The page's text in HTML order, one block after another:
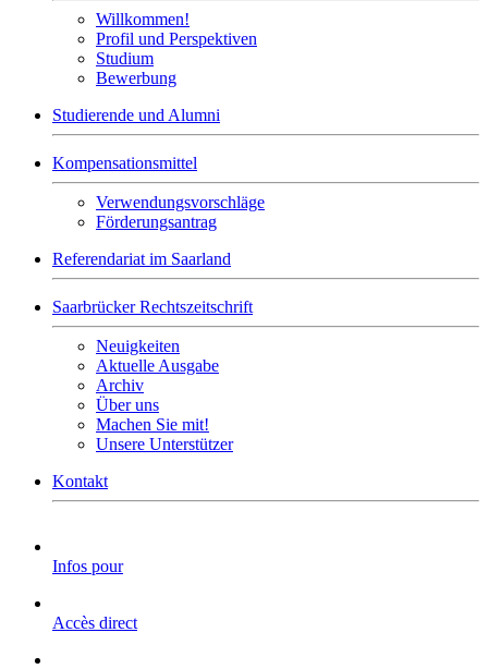
Willkommen!
Profil und Perspektiven
Studium
Bewerbung
Studierende und Alumni
Kompensationsmittel
Verwendungsvorschläge
Förderungsantrag
Referendariat im Saarland
Saarbrücker Rechtszeitschrift
Neuigkeiten
Aktuelle Ausgabe
Archiv
Über uns
Machen Sie mit!
Unsere Unterstützer
Kontakt
Infos pour
Accès direct